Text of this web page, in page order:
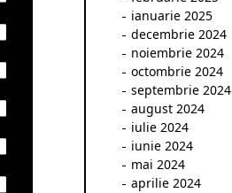
ianuarie 2025
decembrie 2024
noiembrie 2024
octombrie 2024
septembrie 2024
august 2024
iulie 2024
iunie 2024
mai 2024
aprilie 2024